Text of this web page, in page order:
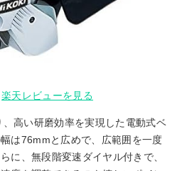
楽天レビューを見る
高い研磨効率を実現した電動式ベ
は76mmと広めで、広範囲を一度
に、無段階変速ダイヤル付きで、